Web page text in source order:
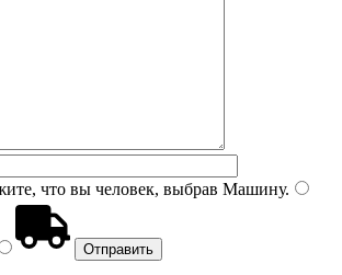
что вы человек, выбрав Машину.